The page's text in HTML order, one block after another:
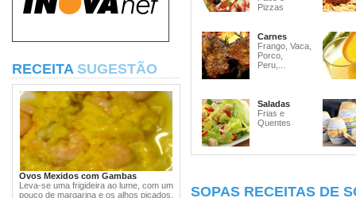
RECEITA SUGESTÃO
Ovos Mexidos com Gambas
Leva-se uma frigideira ao lume, com um
pouco de margarina e os alhos picados.
Pizzas
Carnes
Frango, Vaca,
Porco,
Peru,...
Saladas
Frias e
Quentes
SOPAS RECEITAS DE